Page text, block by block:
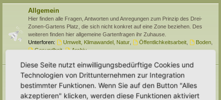
Allgemein
Hier finden alle Fragen, Antworten und Anregungen zum Prinzip des Drei-
Zonen-Gartens Platz, die sich nicht konkret auf eine Zone beziehen. Des
weiteren finden hier allgemeine Gartenfragen ihr Zuhause.
Unterforen:
Umwelt, Klimawandel, Natur, Öffentlichkeitsarbeit, Boden,
Gesundheit,
Archiv
Naturmodule & kleine Biotope
Alles um die Naturmodule, sowie Wald-Themen, Sumpfzonen, Wasserzonen,
wechselfeuchte Gebiete, nährstoffreichere Areale, usw.
Unterforen:
Trockenmauern, Pyramiden , Teiche & Wasserstellen
Diese Seite nutzt einwilligungsbedürftige Cookies und
Technologien von Drittunternehmen zur Integration
bestimmter Funktionen. Wenn Sie auf den Button "Alles
akzeptieren" klicken, werden diese Funktionen aktiviert